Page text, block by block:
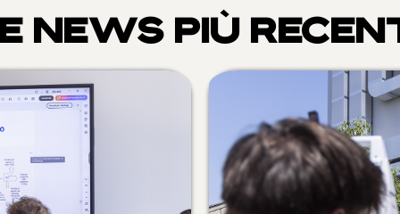
NEWS PIÙ